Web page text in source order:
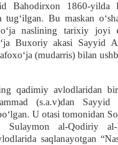
Bahodirxon 1860-yilda
tugʻilgan. Bu maskan
naslining tarixiy
Buxoriy akasi Sayyid
(mudarris) bilan
qadimiy avlodlaridan
(s.a.v)dan Sayyid
U otasi tomonidan
al-Qodiriy
saqlanayotgan